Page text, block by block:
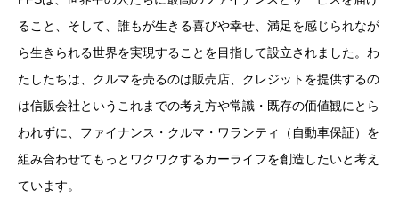
ること、そして、誰もが生きる喜びや幸せ、満足を感じられなが
ら生きられる世界を実現することを目指して設立されました。わ
たしたちは、クルマを売るのは販売店、クレジットを提供するの
は信販会社というこれまでの考え方や常識・既存の価値観にとら
われずに、ファイナンス・クルマ・ワランティ（自動車保証）を
組み合わせてもっとワクワクするカーライフを創造したいと考え
ています。